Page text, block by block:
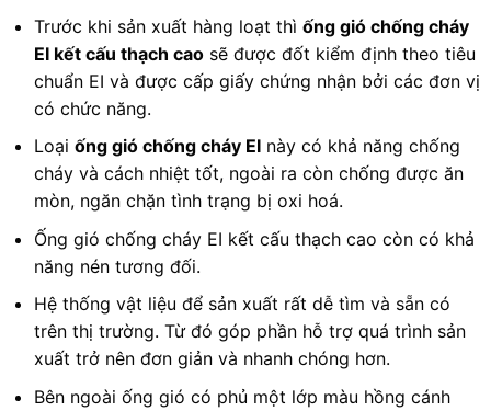
Trước khi sản xuất hàng loạt thì ống gió chống cháy
EI kết cấu thạch caosẽ được đốt kiểm định theo tiêu
chuẩn EI và được cấp giấy chứng nhận bởi các đơn vị
có chức năng.
Loại ống gió chống cháy EInày có khả năng chống
cháy và cách nhiệt tốt, ngoài ra còn chống được ăn
mòn, ngăn chặn tình trạng bị oxi hoá.
Ống gió chống cháy EI kết cấu thạch cao còn có khả
năng nén tương đối.
Hệ thống vật liệu để sản xuất rất dễ tìm và sẵn có
trên thị trường. Từ đó góp phần hỗ trợ quá trình sản
xuất trở nên đơn giản và nhanh chóng hơn.
Bên ngoài ống gió có phủ một lớp màu hồng cánh